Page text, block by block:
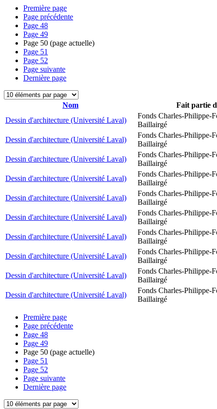
Première page
Page précédente
Page 48
Page 49
Page 50 (page actuelle)
Page 51
Page 52
Page suivante
Dernière page
Nom
Fait partie
Dessin d'architecture (Université Laval)
Fonds Charles-Philippe-
Baillairgé
Dessin d'architecture (Université Laval)
Fonds Charles-Philippe-
Baillairgé
Dessin d'architecture (Université Laval)
Fonds Charles-Philippe-
Baillairgé
Dessin d'architecture (Université Laval)
Fonds Charles-Philippe-
Baillairgé
Dessin d'architecture (Université Laval)
Fonds Charles-Philippe-
Baillairgé
Dessin d'architecture (Université Laval)
Fonds Charles-Philippe-
Baillairgé
Dessin d'architecture (Université Laval)
Fonds Charles-Philippe-
Baillairgé
Dessin d'architecture (Université Laval)
Fonds Charles-Philippe-
Baillairgé
Dessin d'architecture (Université Laval)
Fonds Charles-Philippe-
Baillairgé
Dessin d'architecture (Université Laval)
Fonds Charles-Philippe-
Baillairgé
Première page
Page précédente
Page 48
Page 49
Page 50 (page actuelle)
Page 51
Page 52
Page suivante
Dernière page